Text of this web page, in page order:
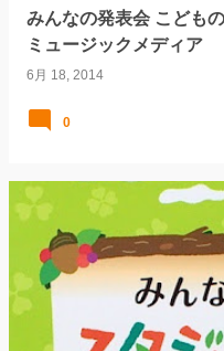
みんなの発表会 こども
ミュージックメディア
6月 18, 2014
0